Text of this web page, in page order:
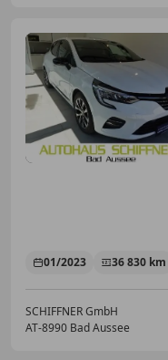
01/2023 36 830 km
SCHIFFNER GmbH
AT-8990 Bad Aussee